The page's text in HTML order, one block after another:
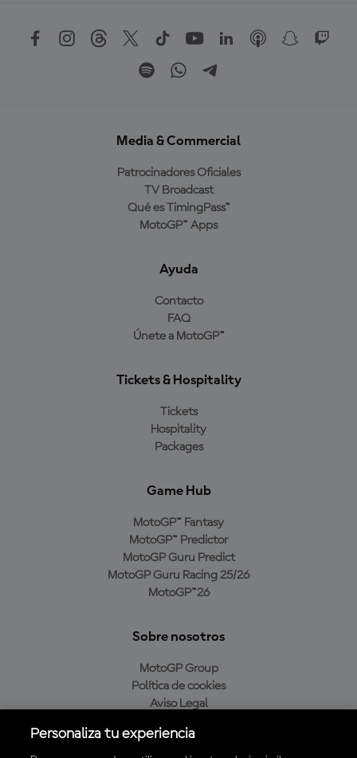
Media & Commercial
Patrocinadores Oficiales
TV Broadcast
Qué es TimingPass™
MotoGP™ Apps
Ayuda
Contacto
FAQ
Únete a MotoGP™
Tickets & Hospitality
Tickets
Hospitality
Packages
Game Hub
MotoGP™ Fantasy
MotoGP™ Predictor
MotoGP Guru Predict
MotoGP Guru Racing 25/26
MotoGP™26
Sobre nosotros
MotoGP Group
Política de cookies
Aviso Legal
Política de compra
Personaliza tu experiencia